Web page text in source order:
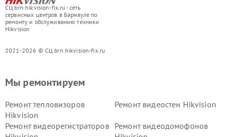
СЦ brn.hikvision-fix.ru - сеть
сервисных центров в Барнауле по
ремонту и обслуживанию техники
Hikvision
2021-2026 © СЦ brn.hikvision-fix.ru
Мы ремонтируем
Ремонт тепловизоров
Hikvision
Ремонт видеостен Hikvision
Ремонт видеорегистраторов Ремонт видеодомофонов